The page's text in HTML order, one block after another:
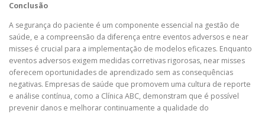
Conclusão
A segurança do paciente é um componente essencial na gestão de
saúde, e a compreensão da diferença entre eventos adversos e near
misses é crucial para a implementação de modelos eficazes. Enquanto
eventos adversos exigem medidas corretivas rigorosas, near misses
oferecem oportunidades de aprendizado sem as consequências
negativas. Empresas de saúde que promovem uma cultura de reporte
e análise contínua, como a Clínica ABC, demonstram que é possível
prevenir danos e melhorar continuamente a qualidade do